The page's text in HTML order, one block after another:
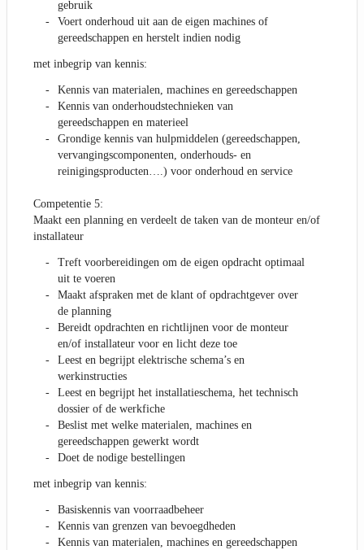
gebruik
Voert onderhoud uit aan de eigen machines of
gereedschappen en herstelt indien nodig
met inbegrip van kennis:
Kennis van materialen, machines en gereedschappen
Kennis van onderhoudstechnieken van
gereedschappen en materieel
Grondige kennis van hulpmiddelen (gereedschappen,
vervangingscomponenten, onderhouds- en
reinigingsproducten….) voor onderhoud en service
Competentie 5:
Maakt een planning en verdeelt de taken van de monteur en/of
installateur
Treft voorbereidingen om de eigen opdracht optimaal
uit te voeren
Maakt afspraken met de klant of opdrachtgever over
de planning
Bereidt opdrachten en richtlijnen voor de monteur
en/of installateur voor en licht deze toe
Leest en begrijpt elektrische schema’s en
werkinstructies
Leest en begrijpt het installatieschema, het technisch
dossier of de werkfiche
Beslist met welke materialen, machines en
gereedschappen gewerkt wordt
Doet de nodige bestellingen
met inbegrip van kennis:
Basiskennis van voorraadbeheer
Kennis van grenzen van bevoegdheden
Kennis van materialen, machines en gereedschappen